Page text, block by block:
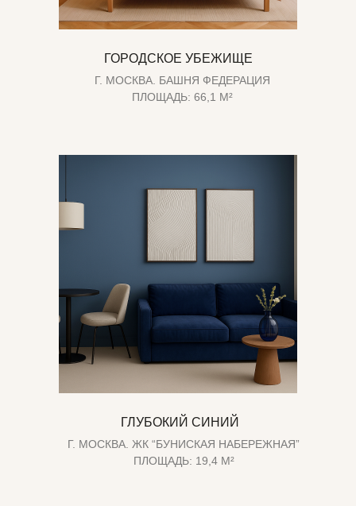
ГОРОДСКОЕ УБЕЖИЩЕ
Г. МОСКВА. БАШНЯ ФЕДЕРАЦИЯ
ПЛОЩАДЬ: 66,1 М²
ГЛУБОКИЙ СИНИЙ
Г. МОСКВА. ЖК “БУНИСКАЯ НАБЕРЕЖНАЯ”
ПЛОЩАДЬ: 19,4 М²